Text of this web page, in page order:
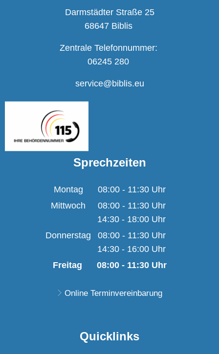
Darmstädter Straße 25
68647 Biblis
Zentrale Telefonnummer:
06245 280
service@biblis.eu
Sprechzeiten
Montag 08:00- 11:30Uhr
Von 08:00 bis 11:30
Mittwoch 08:00- 11:30Uhr
Von 08:00 bis 11:30
14:30 - 18:00 Uhr
Von 14:30 bis 18:00
Donnerstag 08:00- 11:30Uhr
Von 08:00 bis 11:30
14:30 - 16:00 Uhr
Von 14:30 bis 16:00
Freitag 08:00- 11:30Uhr
Online Terminvereinbarung
Quicklinks